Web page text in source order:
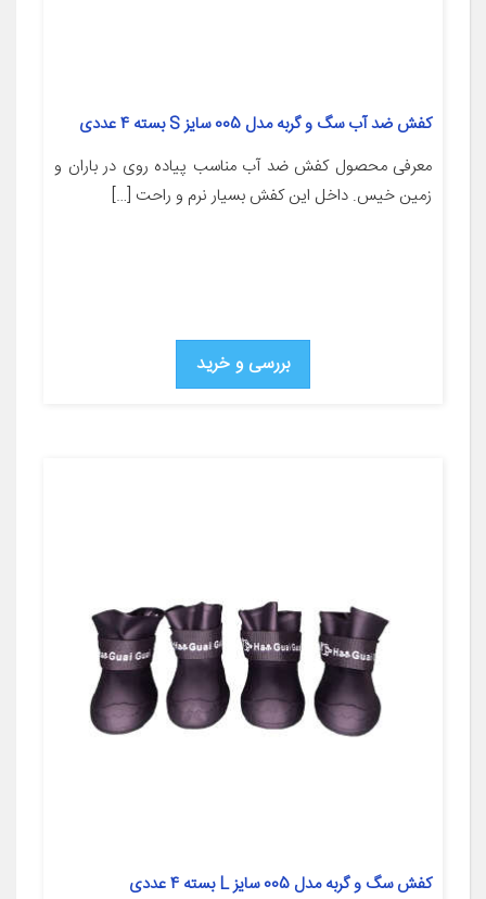
کفش ضد آب سگ و گربه مدل 005 سایز S بسته 4 عددی
معرفی محصول کفش ضد آب مناسب پیاده روی در باران و
زمین خیس. داخل این کفش بسیار نرم و راحت […]
بررسی و خرید
کفش سگ و گربه مدل 005 سایز L بسته 4 عددی